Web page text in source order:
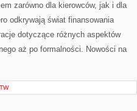
zarówno dla kierowców, jak i dla
odkrywają świat finansowania
dotyczące różnych aspektów
aż po formalności. Nowości na